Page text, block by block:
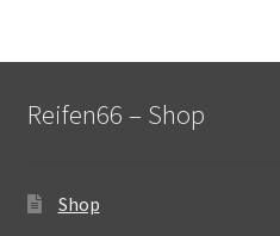
Reifen66 – Shop
Shop